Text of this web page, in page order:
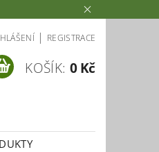
| REGISTRACE
KOŠÍK: 0 Kč